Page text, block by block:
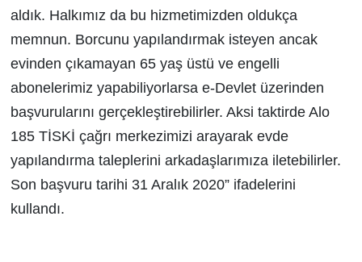
aldık. Halkımız da bu hizmetimizden oldukça
memnun. Borcunu yapılandırmak isteyen ancak
evinden çıkamayan 65 yaş üstü ve engelli
abonelerimiz yapabiliyorlarsa e-Devlet üzerinden
başvurularını gerçekleştirebilirler. Aksi taktirde Alo
185 TİSKİ çağrı merkezimizi arayarak evde
yapılandırma taleplerini arkadaşlarımıza iletebilirler.
Son başvuru tarihi 31 Aralık 2020” ifadelerini
kullandı.